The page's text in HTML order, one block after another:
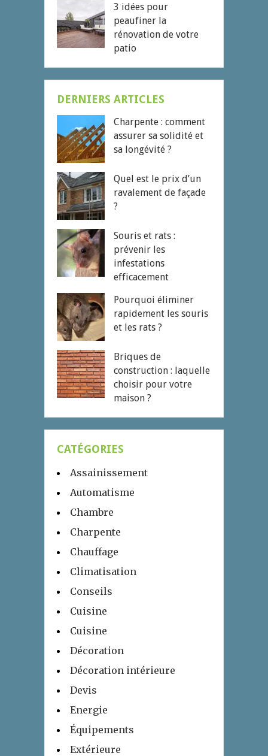
3 idées pour
peaufiner la
rénovation de votre
patio
DERNIERS ARTICLES
Charpente : comment
assurer sa solidité et
sa longévité ?
Quel est le prix d’un
ravalement de façade
?
Souris et rats :
prévenir les
infestations
efficacement
Pourquoi éliminer
rapidement les souris
et les rats ?
Briques de
construction : laquelle
choisir pour votre
maison ?
CATÉGORIES
Assainissement
Automatisme
Chambre
Charpente
Chauffage
Climatisation
Conseils
Cuisine
Cuisine
Décoration
Décoration intérieure
Devis
Energie
Équipements
Extérieure